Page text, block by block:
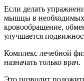
Если делать
мышцы в необходимых
кровообращение,
улучшается
Комплекс лечебной
назначать только врач.
Это позволит